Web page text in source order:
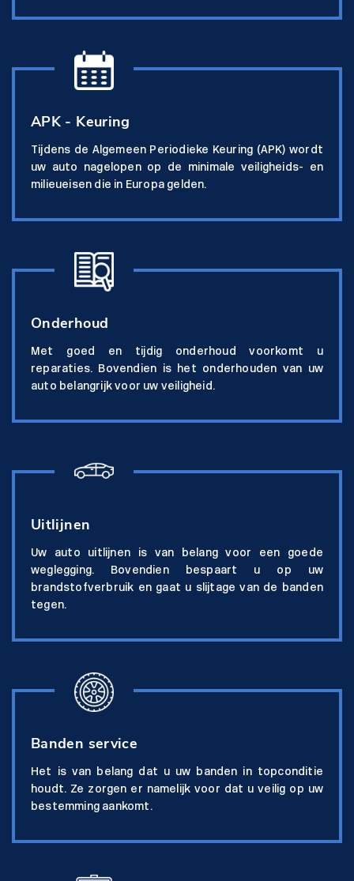
APK - Keuring
Tijdens de Algemeen Periodieke Keuring (APK) wordt
uw auto nagelopen op de minimale veiligheids- en
milieueisen die in Europa gelden.
Onderhoud
Met goed en tijdig onderhoud voorkomt u
reparaties. Bovendien is het onderhouden van uw
auto belangrijk voor uw veiligheid.
Uitlijnen
Uw auto uitlijnen is van belang voor een goede
weglegging. Bovendien bespaart u op uw
brandstofverbruik en gaat u slijtage van de banden
tegen.
Banden service
Het is van belang dat u uw banden in topconditie
houdt. Ze zorgen er namelijk voor dat u veilig op uw
bestemming aankomt.